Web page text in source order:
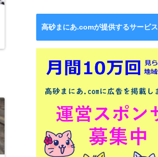
高砂まにあ.comが提供するサービス